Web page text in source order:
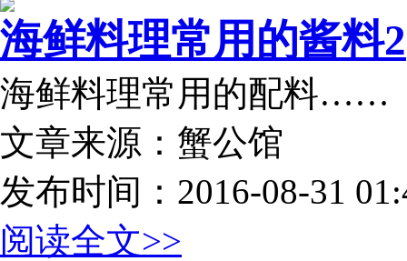
海鲜料理常用的酱料2
海鲜料理常用的配料……
文章来源：蟹公馆
发布时间：2016-08-31
阅读全文>>